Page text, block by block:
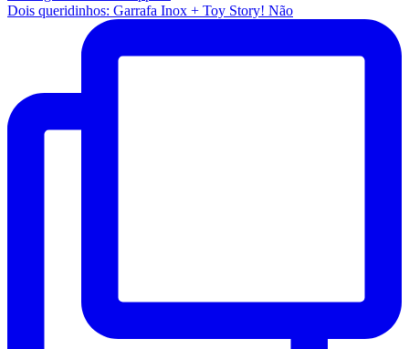
Dois queridinhos: Garrafa Inox + Toy Story! Não